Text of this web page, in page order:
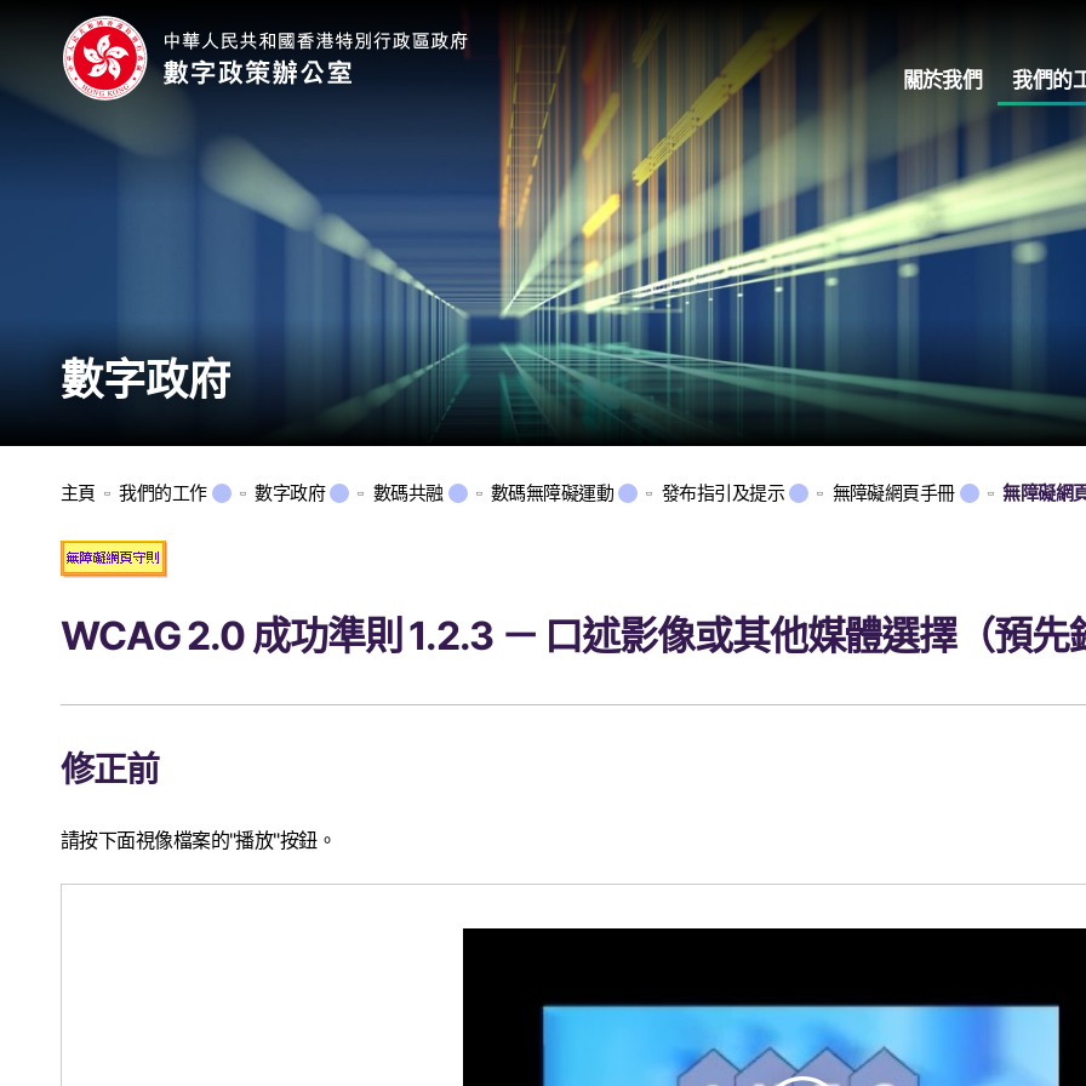
關於我們 我們的
數字政府
主頁 我們的工作 數字政府 數碼共融 數碼無障礙運動 發布指引及提示 無障礙網頁手冊 無障礙網
WCAG 2.0 成功準則 1.2.3 － 口述影像或其他媒體選擇（預先
修正前
請按下面視像檔案的"播放"按鈕。